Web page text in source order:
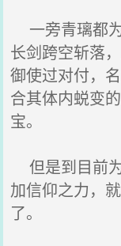
一旁青璃都
长剑跨空斩落
御使过对付，
合其体内蜕变
宝。
但是到目前
加信仰之力，
了。